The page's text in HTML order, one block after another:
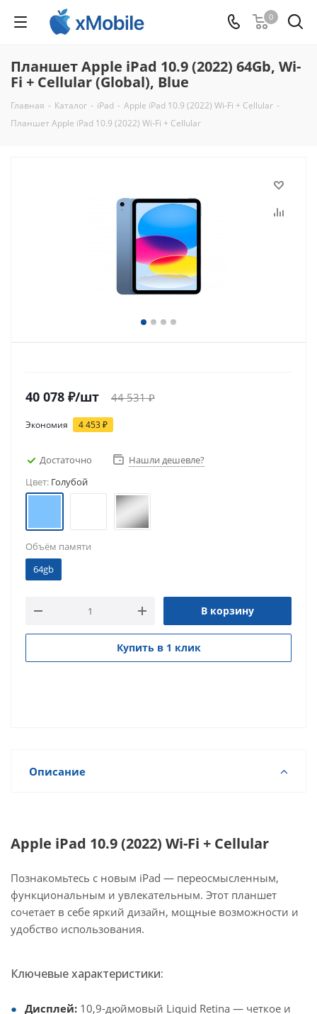
0
Планшет Apple iPad 10.9 (2022) 64Gb, Wi-
Fi + Cellular (Global), Blue
Главная - Каталог - iPad - Apple iPad 10.9 (2022) Wi-Fi + Cellular -
Планшет Apple iPad 10.9 (2022) Wi-Fi + Cellular
40 078 ₽/шт 44 531₽
Экономия 4 453₽
Достаточно
Нашли дешевле?
Цвет: Голубой
Объём памяти
64gb
В корзину
Купить в 1 клик
Описание
Apple iPad 10.9 (2022) Wi-Fi + Cellular
Познакомьтесь с новым iPad — переосмысленным,
функциональным и увлекательным. Этот планшет
сочетает в себе яркий дизайн, мощные возможности и
удобство использования.
Ключевые характеристики:
Дисплей: 10,9-дюймовый Liquid Retina — четкое и